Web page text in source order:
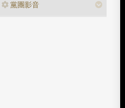
黨團影音